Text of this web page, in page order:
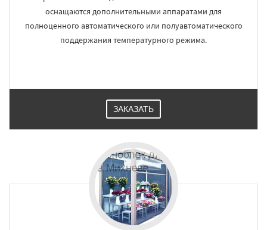
×
Некрасовское
Октябрьский Правдинский
Родники Свердловск
Томилино
оснащаются дополнительными аппаратами для
полноценного автоматического или полуавтоматического
поддержания температурного режима.
ЗАКАЗАТЬ
×